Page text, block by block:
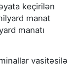
keçirilən
manat
manatı
vasitəsilə